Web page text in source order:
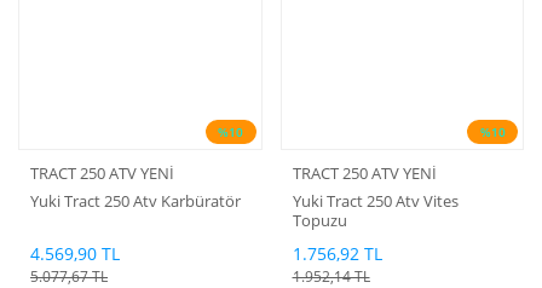
%10
TRACT 250 ATV YENİ
Yuki Tract 250 Atv Karbüratör
4.569,90 TL
5.077,67 TL
%10
TRACT 250 ATV YENİ
Yuki Tract 250 Atv Vites
Topuzu
1.756,92 TL
1.952,14 TL